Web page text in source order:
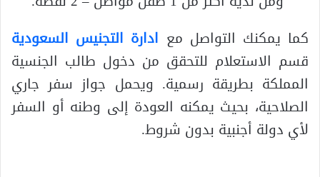
كما يمكنك التواصل مع ادارة التجنيس السعودية
قسم الاستعلام للتحقق من دخول طالب الجنسية
المملكة بطريقة رسمية. ويحمل جواز سفر جاري
الصلاحية، بحيث يمكنه العودة إلى وطنه أو السفر
لأي دولة أجنبية بدون شروط.